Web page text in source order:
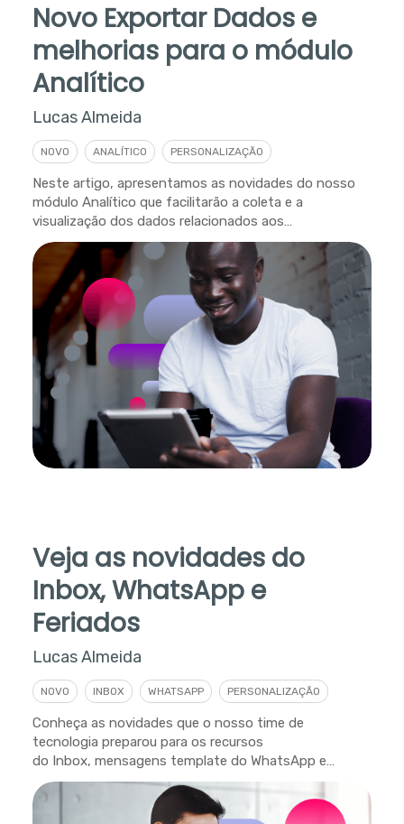
Novo Exportar Dados e
melhorias para o módulo
Analítico
Lucas Almeida
NOVO ANALÍTICO PERSONALIZAÇÃO
Neste artigo, apresentamos as novidades do nosso
módulo Analítico que facilitarão a coleta e a
visualização dos dados relacionados aos
atendimentos.
Veja as novidades do
Inbox, WhatsApp e
Feriados
Lucas Almeida
NOVO INBOX WHATSAPP PERSONALIZAÇÃO
Conheça as novidades que o nosso time de
tecnologia preparou para os recursos
do Inbox, mensagens template do WhatsApp e
personalização de feriados.